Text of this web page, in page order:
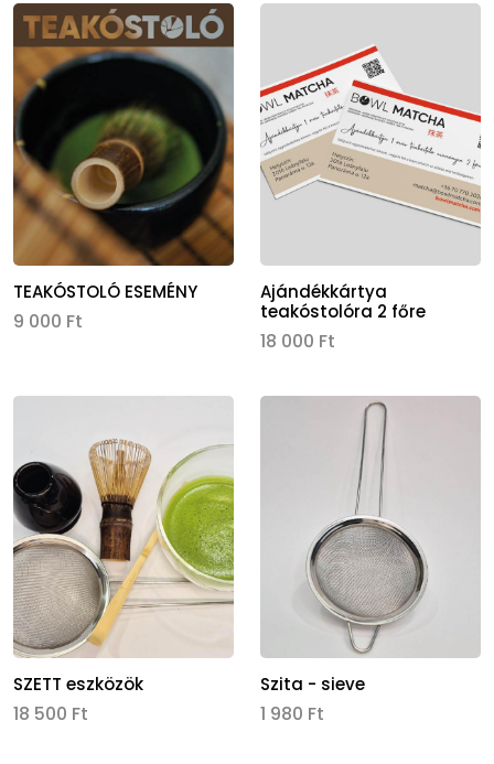
Kép
TEAKÓSTOLÓ ESEMÉNY
9 000 Ft
Ajándékkártya
teakóstolóra 2 főre
18 000 Ft
SZETT eszközök
18 500 Ft
Szita - sieve
1 980 Ft